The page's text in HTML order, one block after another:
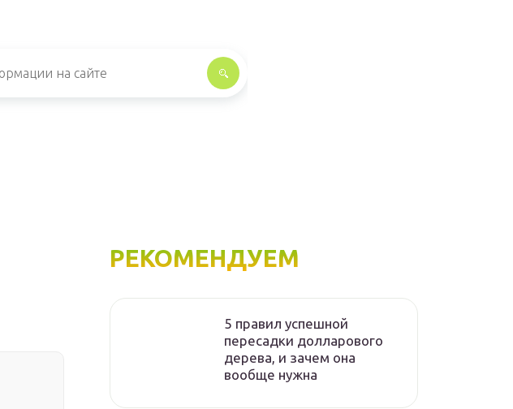
РЕКОМЕНДУЕМ
5 правил успешной
пересадки долларового
дерева, и зачем она
вообще нужна